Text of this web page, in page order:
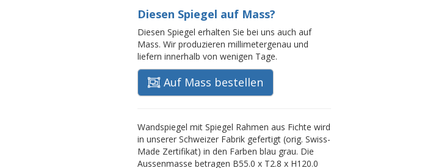
Diesen Spiegel auf Mass?
Diesen Spiegel erhalten Sie bei uns auch auf
Mass. Wir produzieren millimetergenau und
liefern innerhalb von wenigen Tage.
Auf Mass bestellen
Wandspiegel mit Spiegel Rahmen aus Fichte wird
in unserer Schweizer Fabrik gefertigt (orig. Swiss-
Made Zertifikat) in den Farben blau grau. Die
Aussenmasse betragen B55.0 x T2.8 x H120.0